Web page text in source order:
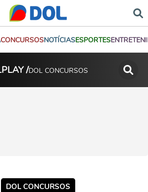
CONCURSOSNOTÍCIASESPORTES
/DOL CONCURSOS
DOL CONCURSOS